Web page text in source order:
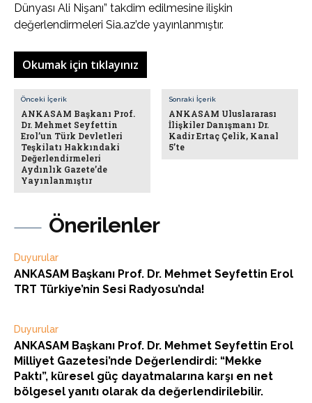
Önerilenler
Duyurular
ANKASAM Başkanı Prof. Dr. Mehmet Seyfettin Erol
TRT Türkiye’nin Sesi Radyosu’nda!
Duyurular
ANKASAM Başkanı Prof. Dr. Mehmet Seyfettin Erol
Milliyet Gazetesi’nde Değerlendirdi: “Mekke
Paktı”, küresel güç dayatmalarına karşı en net
bölgesel yanıtı olarak da değerlendirilebilir.
Dünyası Ali Nişanı” takdim edilmesine ilişkin
değerlendirmeleri Sia.az’de yayınlanmıştır.
Okumak için tıklayınız
Önceki İçerik
ANKASAM Başkanı Prof.
Dr. Mehmet Seyfettin
Erol’un Türk Devletleri
Teşkilatı Hakkındaki
Değerlendirmeleri
Aydınlık Gazete’de
Yayınlanmıştır
Sonraki İçerik
ANKASAM Uluslararası
İlişkiler Danışmanı Dr.
Kadir Ertaç Çelik, Kanal
5’te